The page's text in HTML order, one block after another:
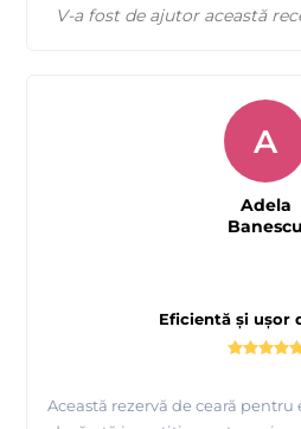
V-a fost de ajutor această
Eficientă și ușor
Această rezervă de ceară pentru
A
Adela
Banescu